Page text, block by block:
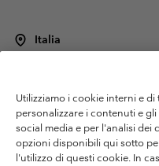
Italia
Termini di utilizzo
Condizioni
Politica sulla privacy
Termini e condizioni del
Utilizziamo i cookie interni e
personalizzare i contenuti e
social media e per l'analisi dei
opzioni disponibili qui sotto
l'utilizzo di questi cookie. In
Seleziona il